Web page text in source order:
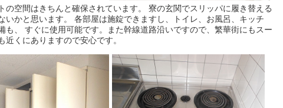
の空間はきちんと確保されています。 寮の玄関でスリッパに履き替える
いかと思います。 各部屋は施錠できますし、トイレ、お風呂、キッチ
も、 すぐに使用可能です。また幹線道路沿いですので、繁華街にもスー
くにありますので安心です。